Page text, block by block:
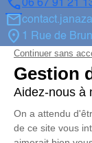
06 67 91 21
1 Rue de
5/5 - 21 avis
Janaza Africa
2 Place des